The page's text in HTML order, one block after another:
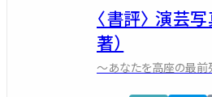
〈書評〉 演芸
著）
～あなたを高座の最前